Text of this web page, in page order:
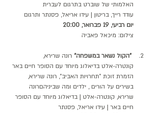
האלמותי של שוברט בתרגום לעברית
עודד רייך, בריטון | עידו אריאל, פסנתר ותרגום
יום רביעי, 19 פברואר, 20:00
צילום: מיכאל פאביה
"הקול נשאר במשפחה" רונה שרירא,
קונטרה-אלט בדיאלוג מיוחד עם הסופר חיים באר
הזמרת זוכת "תחרויות האביב", רונה שרירא,
בשירים על הורים , ילדים ומה שביניהםרונה
שרירא, קונטרה-אלט | בדיאלוג מיוחד עם הסופר
חיים באר | עידו אריאל, פסנתר